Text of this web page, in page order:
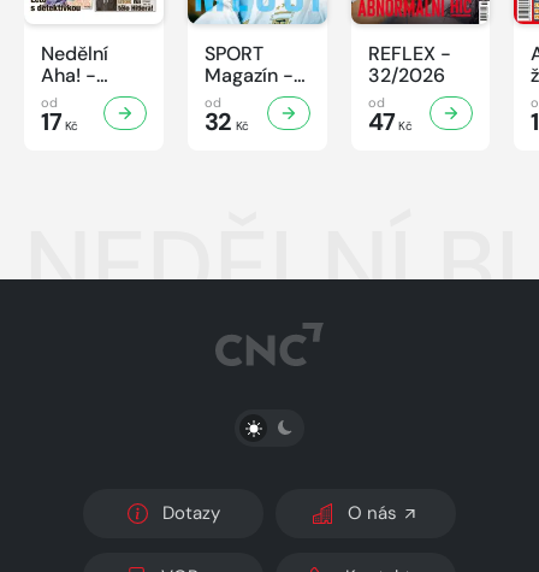
Nedělní
Aha! -
32/2026
od
17 Kč
SPORT
Magazín -
32/2026
od
32 Kč
REFLEX -
32/2026
od
47Kč
NEDĚLNÍ
PŘEPNOUT SVĚTLÝ/TMAVÝ REŽIM
Dotazy O nás